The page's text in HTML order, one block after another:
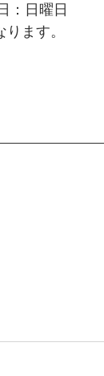
：日曜日
ます。